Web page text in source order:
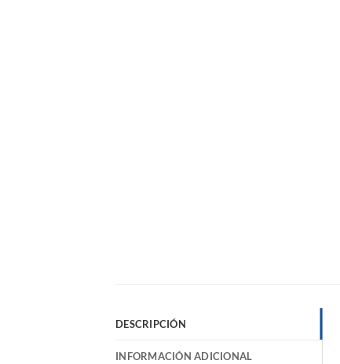
DESCRIPCIÓN
INFORMACIÓN ADICIONAL